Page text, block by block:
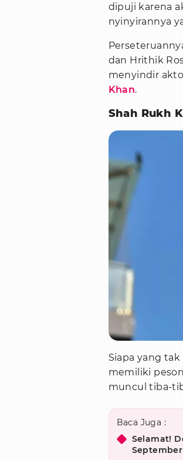
dipuji karena
nyinyirannya
dan Hrithik
menyindir
Khan.
Shah Rukh
Siapa yang
memiliki
muncul tiba-
Baca Juga :
Selamat!